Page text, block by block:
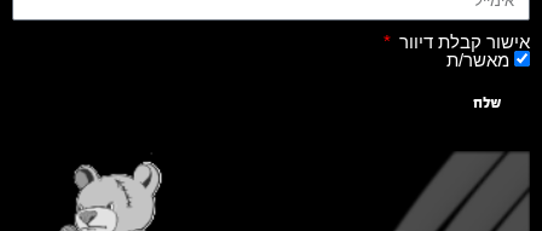
אישור קבלת דיוור
מאשר/ת
שלח